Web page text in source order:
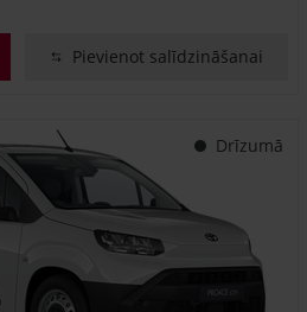
Pievienot salīdzināšanai
Drīzumā